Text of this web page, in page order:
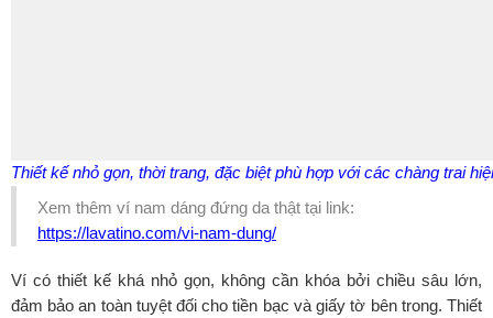
Thiết kế nhỏ gọn, thời trang, đặc biệt phù hợp với các chàng trai
Xem thêm ví nam dáng đứng da thật tại link:
https://lavatino.com/vi-nam-dung/
Ví có thiết kế khá nhỏ gọn, không cần khóa bởi chiều sâu lớn,
đảm bảo an toàn tuyệt đối cho tiền bạc và giấy tờ bên trong. Thiết